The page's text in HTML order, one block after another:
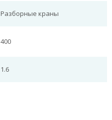
Разборные краны
400
1.6